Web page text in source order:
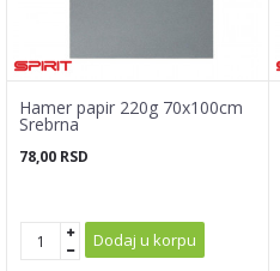
Hamer papir 220g 70x100cm
Srebrna
78,00 RSD
Dodaj u korpu